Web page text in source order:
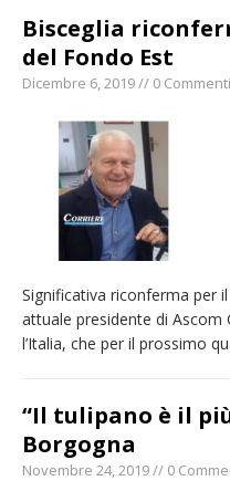
Bisceglia
del Fondo Est
Dicembre 6, 2019 // 0 Commenti
Significativa riconferma per
attuale presidente di
l’Italia, che per il prossimo
“Il tulipano è il
Borgogna
Novembre 24, 2019 // 0